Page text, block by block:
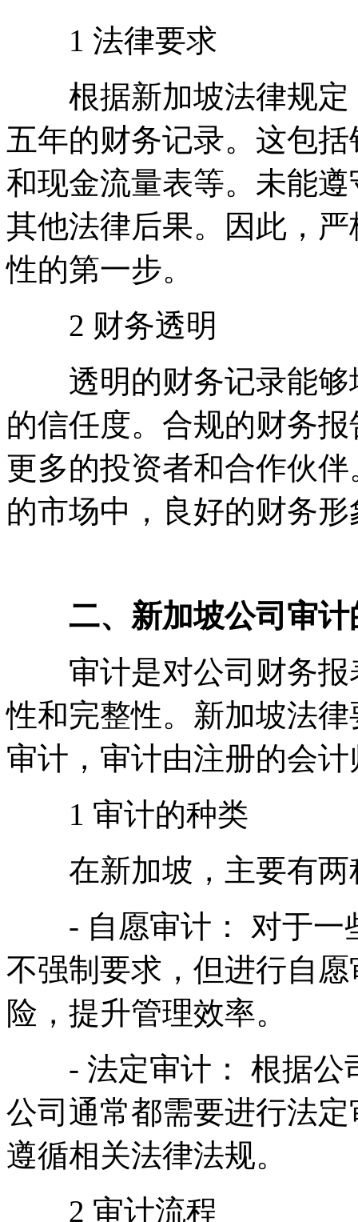
1 法律要求
根据新加坡法律规定
五年的财务记录。这包
和现金流量表等。未能
其他法律后果。因此，
性的第一步。
2 财务透明
透明的财务记录能够
的信任度。合规的财务
更多的投资者和合作伙
的市场中，良好的财务
二、新加坡公司审计
审计是对公司财务报
性和完整性。新加坡法
审计，审计由注册的会
1 审计的种类
在新加坡，主要有两
- 自愿审计： 对于一
不强制要求，但进行自
险，提升管理效率。
- 法定审计： 根据公
公司通常都需要进行法
遵循相关法律法规。
2 审计流程